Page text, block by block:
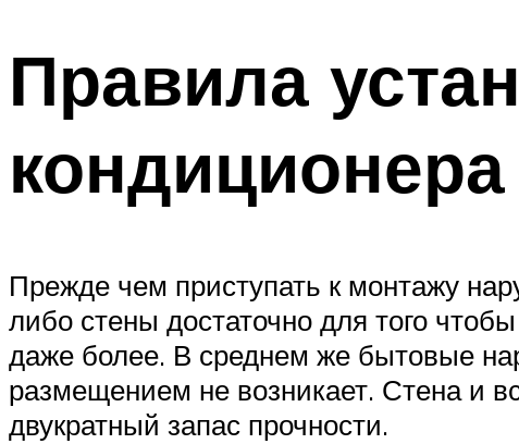
Правила
кондиционера
Прежде чем приступать к монтажу
либо стены достаточно для того
даже более. В среднем же бытовые
размещением не возникает. Стена и
двукратный запас прочности.